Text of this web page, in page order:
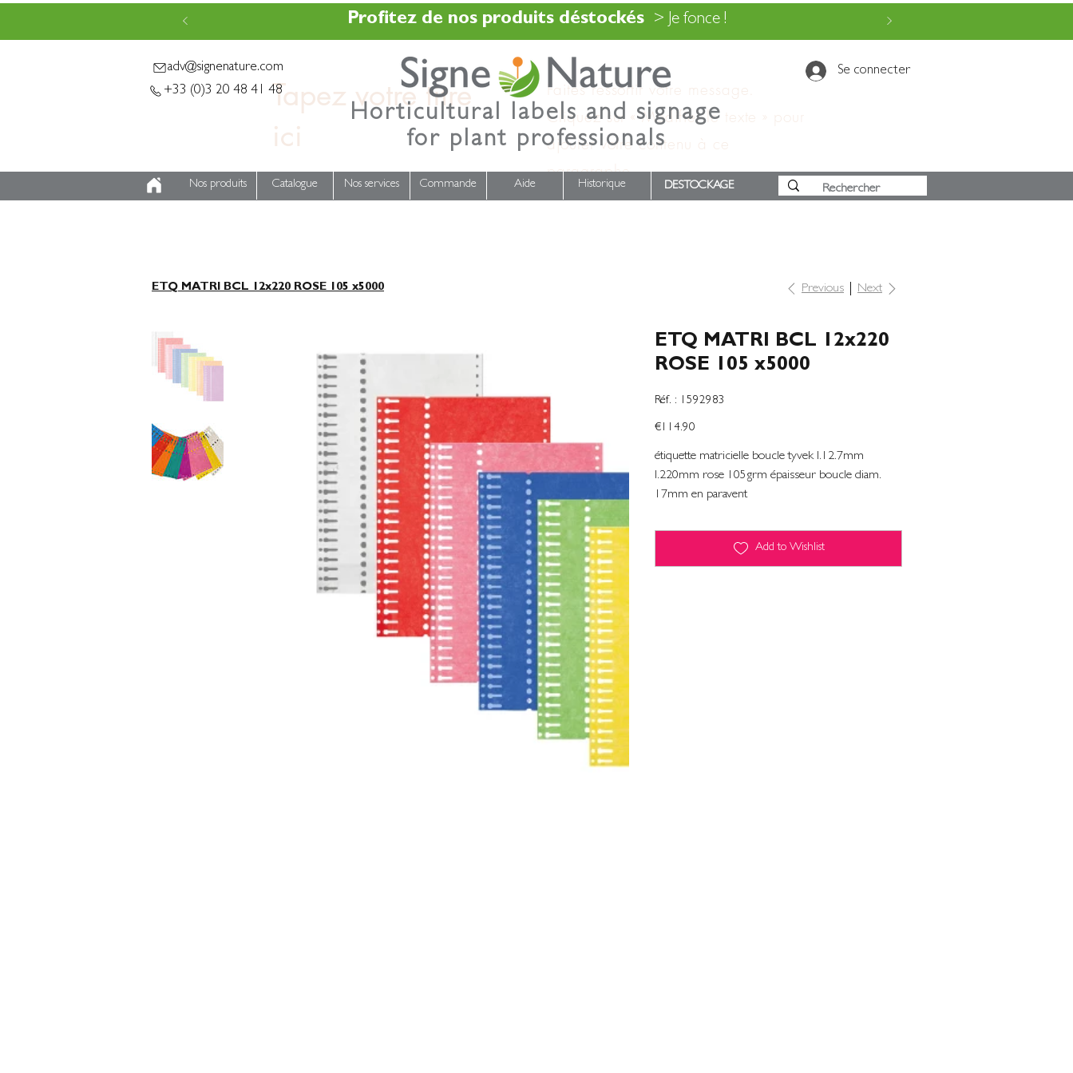
Profitez de nos produits déstockés > Je fonce !
Tapez votre titre
Faites ressortir votre message.
Cliquez sur « Modifier le texte » pour
ajouter votre contenu à ce
paragraphe.
adv@signenature.com
+33 (0)3 20 48 41 48
Se connecter
Horticultural labels and signage
for plant professionals
Nos produits Catalogue Nos services Commande Aide Historique DESTOCKAGE
ETQ MATRI BCL 12x220 ROSE 105 x5000 Previous Next
ETQ MATRI BCL 12x220
ROSE 105 x5000
Réf. :
SKU
1592983
1592983
Price
€114.90
étiquette matricielle boucle tyvek l.12.7mm
l.220mm rose 105grm épaisseur boucle diam.
17mm en paravent
Add to Wishlist